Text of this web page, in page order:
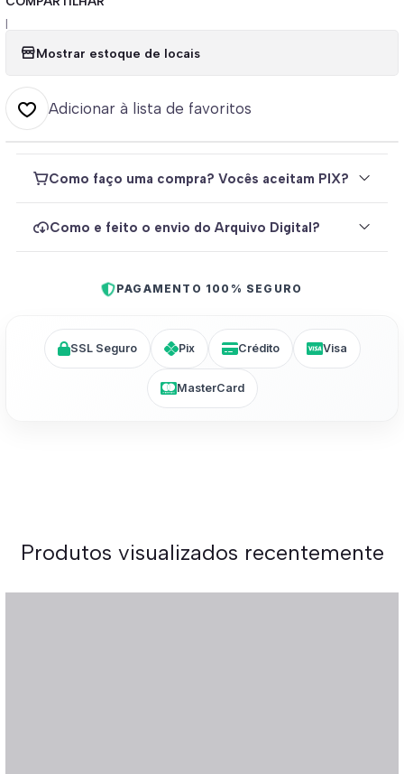
|
Mostrar estoque de locais
Adicionar à lista de favoritos
Como faço uma compra? Vocês aceitam PIX?
Como e feito o envio do Arquivo Digital?
PAGAMENTO 100% SEGURO
SSL Seguro Pix Crédito Visa
MasterCard
Produtos visualizados recentemente